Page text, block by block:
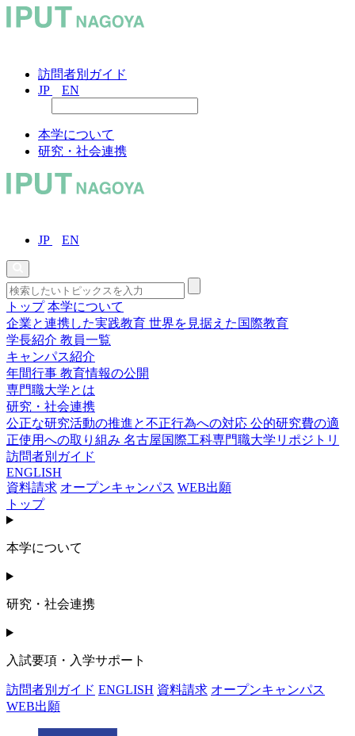
訪問者別ガイド
JP
EN
本学について
研究・社会連携
JP EN
トップ 本学について
企業と連携した実践教育 世界を見据えた国際教育
学長紹介 教員一覧
キャンパス紹介
年間行事 教育情報の公開
専門職大学とは
研究・社会連携
公正な研究活動の推進と不正行為への対応 公的研究費の適
正使用への取り組み 名古屋国際工科専門職大学リポジトリ
訪問者別ガイド
ENGLISH
資料請求 オープンキャンパス WEB出願
トップ
本学について
研究・社会連携
入試要項・入学サポート
訪問者別ガイド ENGLISH 資料請求 オープンキャンパス
WEB出願